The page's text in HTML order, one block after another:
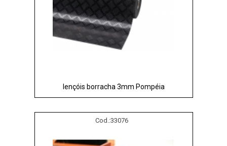
lençóis borracha 3mm Pompéia
Cod.:33076